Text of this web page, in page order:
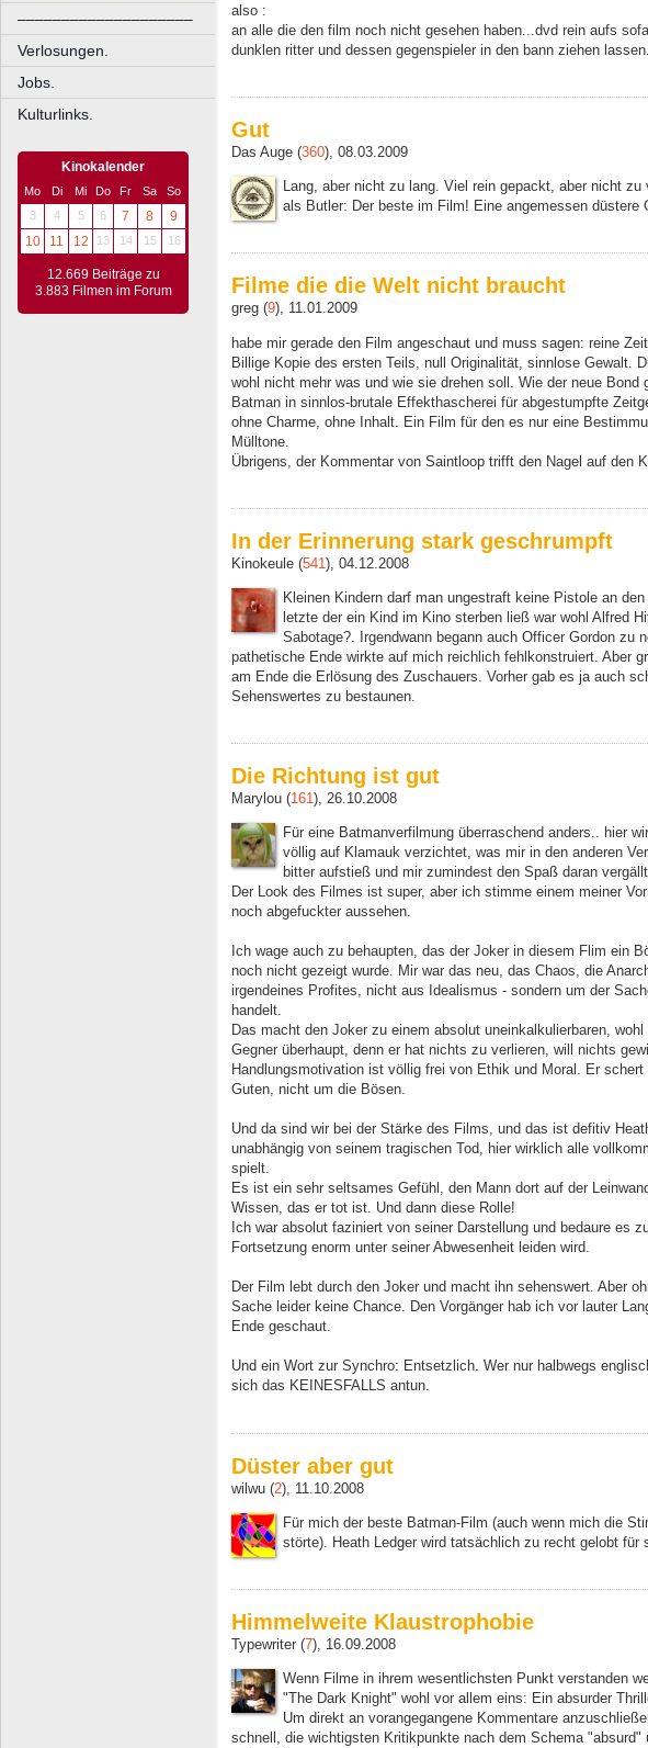
––––––––––––––––––––
Verlosungen.
Jobs.
Kulturlinks.
Kinokalender
Mo Di Mi Do Fr Sa
So
3
4 5 6 7 8
9
10
11 12 13 14 15 16
12.669 Beiträge zu
3.883 Filmen im Forum
also :
an alle die den film noch nicht gesehen haben...dvd rein aufs
dunklen ritter und dessen gegenspieler in den bann ziehen lassen.
Gut
Das Auge (360), 08.03.2009
Lang, aber nicht zu lang. Viel rein gepackt, aber nicht zu
als Butler: Der beste im Film! Eine angemessen düstere
Filme die die Welt nicht braucht
greg (9), 11.01.2009
habe mir gerade den Film angeschaut und muss sagen: reine
Billige Kopie des ersten Teils, null Originalität, sinnlose Gewalt.
wohl nicht mehr was und wie sie drehen soll. Wie der neue Bond
Batman in sinnlos-brutale Effekthascherei für abgestumpfte
ohne Charme, ohne Inhalt. Ein Film für den es nur eine
Mülltone.
Übrigens, der Kommentar von Saintloop trifft den Nagel auf den
In der Erinnerung stark geschrumpft
Kinokeule (541 ), 04.12.2008
Kleinen Kindern darf man ungestraft keine Pistole an
letzte der ein Kind im Kino sterben ließ war wohl Alfred
Sabotage?. Irgendwann begann auch Officer Gordon zu
pathetische Ende wirkte auf mich reichlich fehlkonstruiert. Aber
am Ende die Erlösung des Zuschauers. Vorher gab es ja auch
Sehenswertes zu bestaunen.
Die Richtung ist gut
Marylou (161), 26.10.2008
Für eine Batmanverfilmung überraschend anders.. hier
völlig auf Klamauk verzichtet, was mir in den anderen
bitter aufstieß und mir zumindest den Spaß daran
Der Look des Filmes ist super, aber ich stimme einem meiner
noch abgefuckter aussehen.
Ich wage auch zu behaupten, das der Joker in diesem Flim ein
noch nicht gezeigt wurde. Mir war das neu, das Chaos, die
irgendeines Profites, nicht aus Idealismus - sondern um der
handelt.
Das macht den Joker zu einem absolut uneinkalkulierbaren,
Gegner überhaupt, denn er hat nichts zu verlieren, will nichts
Handlungsmotivation ist völlig frei von Ethik und Moral. Er
Guten, nicht um die Bösen.
Und da sind wir bei der Stärke des Films, und das ist defitiv
unabhängig von seinem tragischen Tod, hier wirklich alle
spielt.
Es ist ein sehr seltsames Gefühl, den Mann dort auf der
Wissen, das er tot ist. Und dann diese Rolle!
Ich war absolut faziniert von seiner Darstellung und bedaure es
Fortsetzung enorm unter seiner Abwesenheit leiden wird.
Der Film lebt durch den Joker und macht ihn sehenswert. Aber
Sache leider keine Chance. Den Vorgänger hab ich vor lauter
Ende geschaut.
Und ein Wort zur Synchro: Entsetzlich. Wer nur halbwegs
sich das KEINESFALLS antun.
Düster aber gut
wilwu (2), 11.10.2008
Für mich der beste Batman-Film (auch wenn mich die
störte). Heath Ledger wird tatsächlich zu recht gelobt für
Himmelweite Klaustrophobie
Typewriter (7), 16.09.2008
Wenn Filme in ihrem wesentlichsten Punkt verstanden
"The Dark Knight" wohl vor allem eins: Ein absurder
Um direkt an vorangegangene Kommentare
schnell, die wichtigsten Kritikpunkte nach dem Schema "absurd"